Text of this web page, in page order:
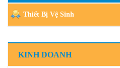
Thiết Bị Vệ Sinh
KINH DOANH